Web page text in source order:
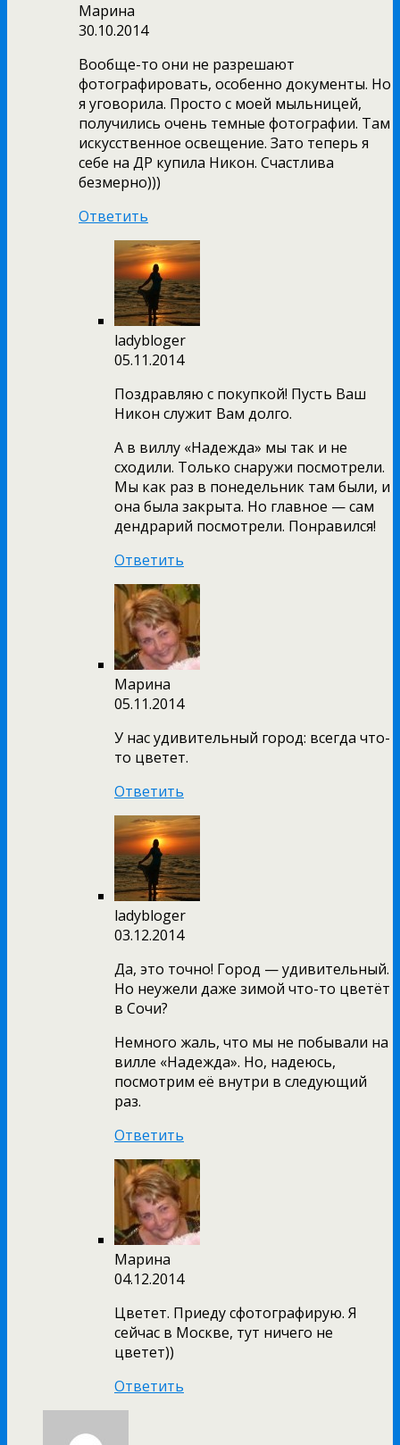
Марина
30.10.2014
Вообще-то они не разрешают
фотографировать, особенно документы. Но
я уговорила. Просто с моей мыльницей,
получились очень темные фотографии. Там
искусственное освещение. Зато теперь я
себе на ДР купила Никон. Счастлива
безмерно)))
Ответить
ladybloger
05.11.2014
Поздравляю с покупкой! Пусть Ваш
Никон служит Вам долго.
А в виллу «Надежда» мы так и не
сходили. Только снаружи посмотрели.
Мы как раз в понедельник там были, и
она была закрыта. Но главное — сам
дендрарий посмотрели. Понравился!
Ответить
Марина
05.11.2014
У нас удивительный город: всегда что-
то цветет.
Ответить
ladybloger
03.12.2014
Да, это точно! Город — удивительный.
Но неужели даже зимой что-то цветёт
в Сочи?
Немного жаль, что мы не побывали на
вилле «Надежда». Но, надеюсь,
посмотрим её внутри в следующий
раз.
Ответить
Марина
04.12.2014
Цветет. Приеду сфотографирую. Я
сейчас в Москве, тут ничего не
цветет))
Ответить